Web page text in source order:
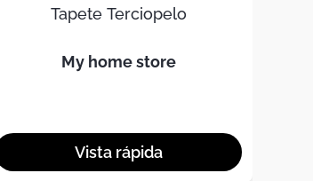
Tapete Terciopelo
my home store